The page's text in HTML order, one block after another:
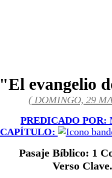
"El evangelio
( DOMINGO, 29
PREDICADO POR:
CAPÍTULO:
Pasaje Bíblico: 1
Verso